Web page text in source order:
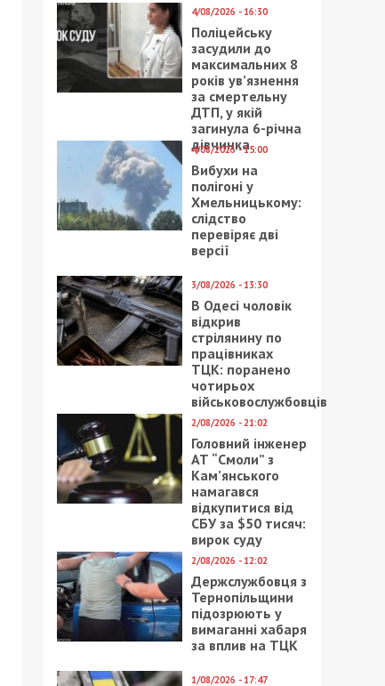
4/08/2026 - 16:30
Поліцейську
засудили до
максимальних 8
років ув’язнення
за смертельну
ДТП, у якій
загинула 6-річна
дівчинка
4/08/2026 - 15:00
Вибухи на
полігоні у
Хмельницькому:
слідство
перевіряє дві
версії
3/08/2026 - 13:30
В Одесі чоловік
відкрив
стрілянину по
працівниках
ТЦК: поранено
чотирьох
військовослужбовців
2/08/2026 - 21:02
Головний інженер
АТ “Смоли” з
Кам’янського
намагався
відкупитися від
СБУ за $50 тисяч:
вирок суду
2/08/2026 - 12:02
Держслужбовця з
Тернопільщини
підозрюють у
вимаганні хабаря
за вплив на ТЦК
1/08/2026 - 17:47